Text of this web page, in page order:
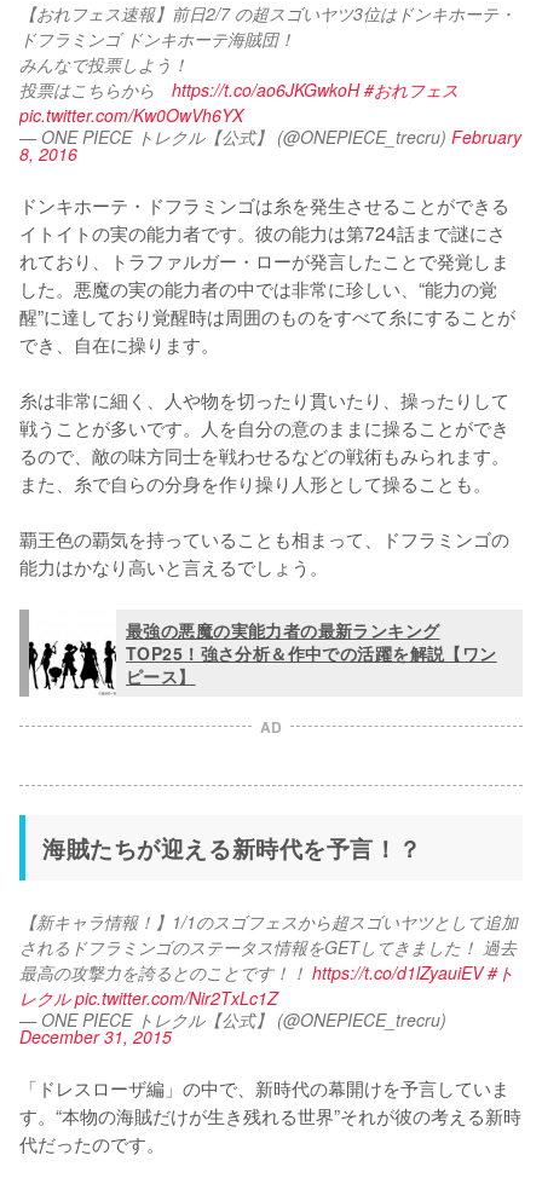
【おれフェス速報】前日2/7 の超スゴいヤツ3位はドンキホーテ・
ドフラミンゴ ドンキホーテ海賊団！
みんなで投票しよう！
投票はこちらから https://t.co/ao6JKGwkoH #おれフェス
pic.twitter.com/Kw0OwVh6YX
— ONE PIECE トレクル【公式】 (@ONEPIECE_trecru) February
8, 2016
ドンキホーテ・ドフラミンゴは糸を発生させることができる
イトイトの実の能力者です。彼の能力は第724話まで謎にさ
れており、トラファルガー・ローが発言したことで発覚しま
した。悪魔の実の能力者の中では非常に珍しい、“能力の覚
醒”に達しており覚醒時は周囲のものをすべて糸にすることが
でき、自在に操ります。
糸は非常に細く、人や物を切ったり貫いたり、操ったりして
戦うことが多いです。人を自分の意のままに操ることができ
るので、敵の味方同士を戦わせるなどの戦術もみられます。
また、糸で自らの分身を作り操り人形として操ることも。
覇王色の覇気を持っていることも相まって、ドフラミンゴの
最強の悪魔の実能力者の最新ランキング
TOP25！強さ分析＆作中での活躍を解説【ワン
ピース】
AD
海賊たちが迎える新時代を予言！？
【新キャラ情報！】1/1のスゴフェスから超スゴいヤツとして追加
されるドフラミンゴのステータス情報をGETしてきました！ 過去
最高の攻撃力を誇るとのことです！！ https://t.co/d1lZyauiEV #ト
レクル pic.twitter.com/Nir2TxLc1Z
— ONE PIECE トレクル【公式】 (@ONEPIECE_trecru)
December 31, 2015
「ドレスローザ編」の中で、新時代の幕開けを予言していま
す。“本物の海賊だけが生き残れる世界”それが彼の考える新時
代だったのです。